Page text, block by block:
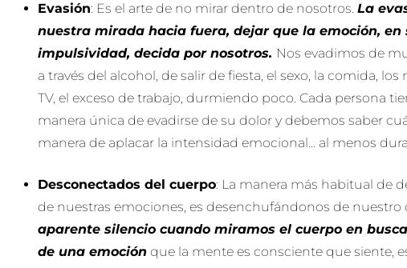
Evasión: Es el arte de no mirar dentro de nosotros. La
nuestra mirada hacia fuera, dejar que la emoción, en
impulsividad, decida por nosotros. Nos evadimos de
a través del alcohol, de salir de fiesta, el sexo, la comida, los
TV, el exceso de trabajo, durmiendo poco. Cada persona
manera única de evadirse de su dolor y debemos saber
manera de aplacar la intensidad emocional… al menos
Desconectados del cuerpo: La manera más habitual de
de nuestras emociones, es desenchufándonos de nuestro
aparente silencio cuando miramos el cuerpo en
de una emociónque la mente es consciente que siente,